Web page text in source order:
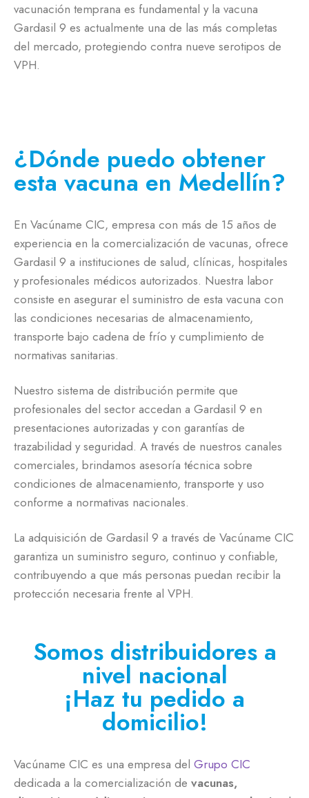
vacunación temprana es fundamental y la vacuna
Gardasil 9 es actualmente una de las más completas
del mercado, protegiendo contra nueve serotipos de
VPH.
¿Dónde puedo obtener
esta vacuna en Medellín?
En Vacúname CIC, empresa con más de 15 años de
experiencia en la comercialización de vacunas, ofrece
Gardasil 9 a instituciones de salud, clínicas, hospitales
y profesionales médicos autorizados. Nuestra labor
consiste en asegurar el suministro de esta vacuna con
las condiciones necesarias de almacenamiento,
transporte bajo cadena de frío y cumplimiento de
normativas sanitarias.
Nuestro sistema de distribución permite que
profesionales del sector accedan a Gardasil 9 en
presentaciones autorizadas y con garantías de
trazabilidad y seguridad. A través de nuestros canales
comerciales, brindamos asesoría técnica sobre
condiciones de almacenamiento, transporte y uso
conforme a normativas nacionales.
La adquisición de Gardasil 9 a través de Vacúname CIC
garantiza un suministro seguro, continuo y confiable,
contribuyendo a que más personas puedan recibir la
protección necesaria frente al VPH.
Somos distribuidores a
nivel nacional
¡Haz tu pedido a
domicilio!
Vacúname CIC es una empresa del Grupo CIC
dedicada a la comercialización de vacunas,